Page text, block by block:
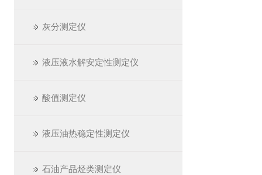
灰分测定仪
液压液水解安定性测定仪
酸值测定仪
液压油热稳定性测定仪
石油产品烃类测定仪